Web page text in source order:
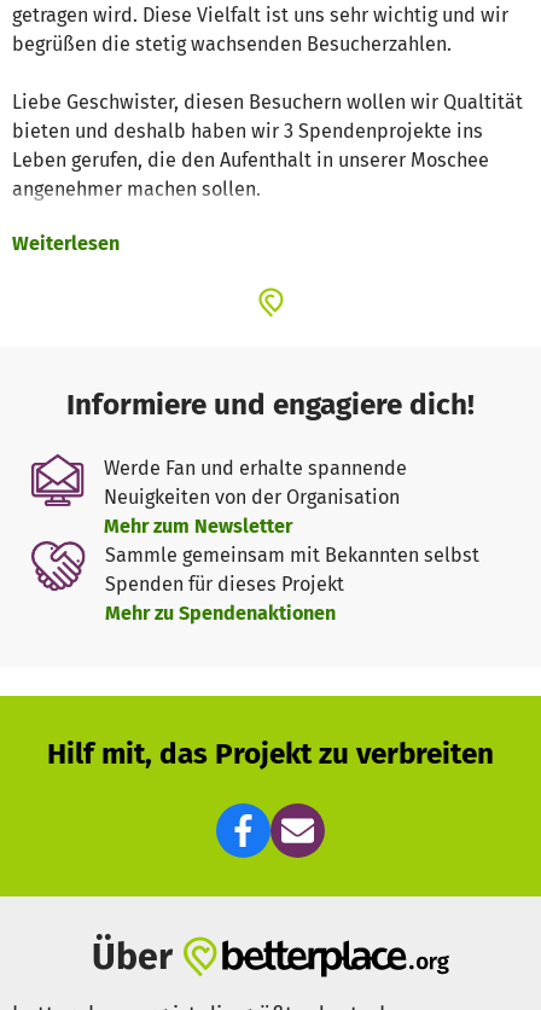
getragen wird. Diese Vielfalt ist uns sehr wichtig und wir
begrüßen die stetig wachsenden Besucherzahlen.
Liebe Geschwister, diesen Besuchern wollen wir Qualtität
bieten und deshalb haben wir 3 Spendenprojekte ins
Leben gerufen, die den Aufenthalt in unserer Moschee
angenehmer machen sollen.
Wir wollen
2. die ersten Konzepte und Schrittte für die Erweiterung
Sicherheitsstandards
und deine Unterstützung! :-)
Möget ihr Jannat Al Firdaus erhalten!
Weiterlesen
Informiere und engagiere dich!
Werde Fan und erhalte spannende
Neuigkeiten von der Organisation
Mehr zum Newsletter
Sammle gemeinsam mit Bekannten selbst
Spenden für dieses Projekt
Mehr zu Spendenaktionen
Hilf mit, das Projekt zu verbreiten
Über